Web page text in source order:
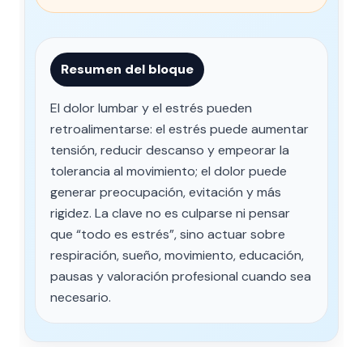
Resumen del bloque
El dolor lumbar y el estrés pueden
retroalimentarse: el estrés puede aumentar
tensión, reducir descanso y empeorar la
tolerancia al movimiento; el dolor puede
generar preocupación, evitación y más
rigidez. La clave no es culparse ni pensar
que “todo es estrés”, sino actuar sobre
respiración, sueño, movimiento, educación,
pausas y valoración profesional cuando sea
necesario.